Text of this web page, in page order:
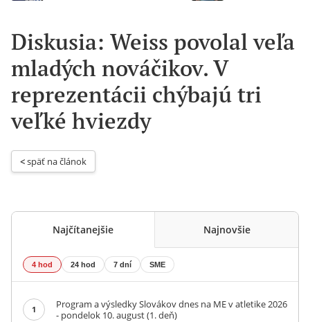
Diskusia: Weiss povolal veľa
mladých nováčikov. V
reprezentácii chýbajú tri
veľké hviezdy
< späť na článok
Najčítanejšie Najnovšie
4 hod 24 hod 7 dní SME
1
Program a výsledky Slovákov dnes na ME v atletike 2026
- pondelok 10. august (1. deň)